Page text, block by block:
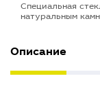
Специальная
натуральным
Описание